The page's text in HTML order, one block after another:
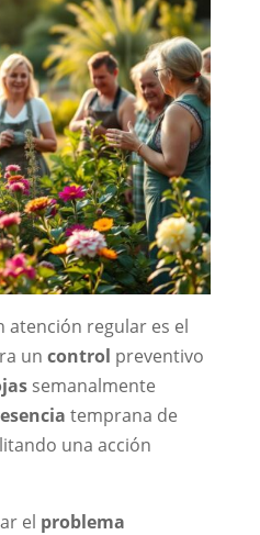
atención regular es el
un control preventivo
semanalmente
temprana de
una acción
el problema